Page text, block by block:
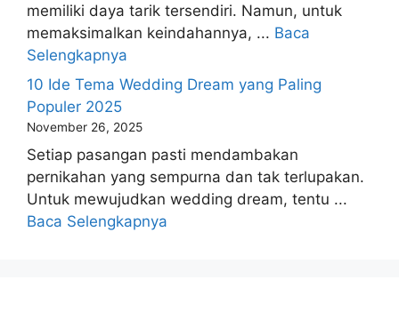
memiliki daya tarik tersendiri. Namun, untuk
memaksimalkan keindahannya, ... Baca
Selengkapnya
10 Ide Tema Wedding Dream yang Paling
Populer 2025
November 26, 2025
Setiap pasangan pasti mendambakan
pernikahan yang sempurna dan tak terlupakan.
Untuk mewujudkan wedding dream, tentu ...
Baca Selengkapnya